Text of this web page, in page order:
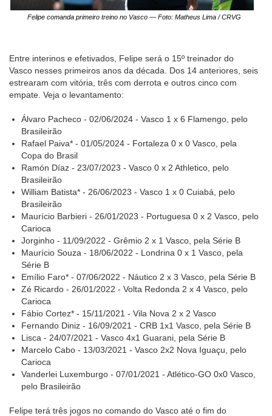
Felipe comanda primeiro treino no Vasco — Foto: Matheus Lima / CRVG
Entre interinos e efetivados, Felipe será o 15º treinador do
Vasco nesses primeiros anos da década. Dos 14 anteriores, seis
estrearam com vitória, três com derrota e outros cinco com
empate. Veja o levantamento:
Álvaro Pacheco - 02/06/2024 - Vasco 1 x 6 Flamengo, pelo
Brasileirão
Rafael Paiva* - 01/05/2024 - Fortaleza 0 x 0 Vasco, pela
Copa do Brasil
Ramón Díaz - 23/07/2023 - Vasco 0 x 2 Athletico, pelo
Brasileirão
William Batista* - 26/06/2023 - Vasco 1 x 0 Cuiabá, pelo
Brasileirão
Maurício Barbieri - 26/01/2023 - Portuguesa 0 x 2 Vasco, pelo
Carioca
Jorginho - 11/09/2022 - Grêmio 2 x 1 Vasco, pela Série B
Maurício Souza - 18/06/2022 - Londrina 0 x 1 Vasco, pela
Série B
Emílio Faro* - 07/06/2022 - Náutico 2 x 3 Vasco, pela Série B
Zé Ricardo - 26/01/2022 - Volta Redonda 2 x 4 Vasco, pelo
Carioca
Fábio Cortez* - 15/11/2021 - Vila Nova 2 x 2 Vasco
Fernando Diniz - 16/09/2021 - CRB 1x1 Vasco, pela Série B
Lisca - 24/07/2021 - Vasco 4x1 Guarani, pela Série B
Marcelo Cabo - 13/03/2021 - Vasco 2x2 Nova Iguaçu, pelo
Carioca
Vanderlei Luxemburgo - 07/01/2021 - Atlético-GO 0x0 Vasco,
pelo Brasileirão
Felipe terá três jogos no comando do Vasco até o fim do